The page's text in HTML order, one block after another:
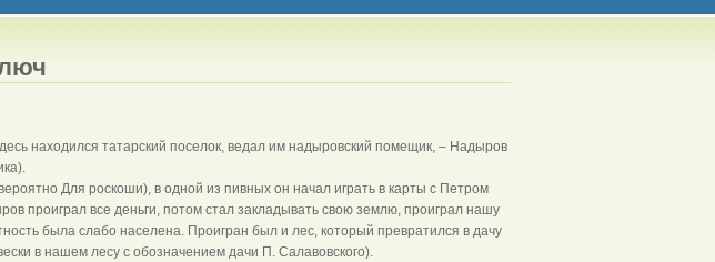
находился татарский поселок, ведал им надыровский помещик, – Надыров
Для роскоши), в одной из пивных он начал играть в карты с Петром
проиграл все деньги, потом стал закладывать свою землю, проиграл нашу
была слабо населена. Проигран был и лес, который превратился в дачу
в нашем лесу с обозначением дачи П. Салавовского).